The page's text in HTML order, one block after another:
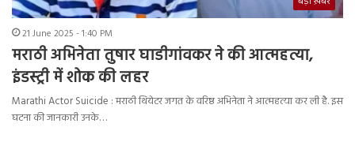
21 June 2025 - 1:40 PM
मराठी अभिनेता तुषार घाडीगांवकर ने की आत्महत्या,
इंडस्ट्री में शोक की लहर
Marathi Actor Suicide : मराठी थियेटर जगत के वरिष्ठ अभिनेता ने आत्महत्या कर ली है. इस
घटना की जानकारी उनके…